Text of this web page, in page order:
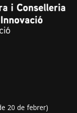
20 de febrer)